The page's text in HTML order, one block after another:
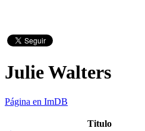
Julie Walters
Página en ImDB
Titulo